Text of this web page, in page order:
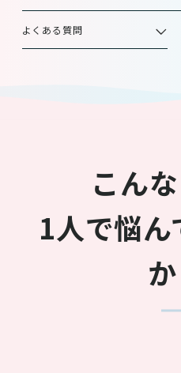
よくある質問
こんな
1人で悩